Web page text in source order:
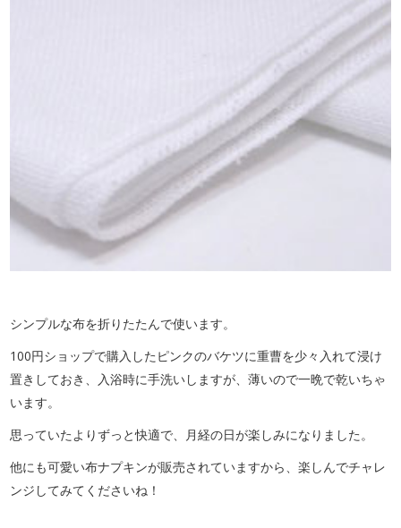
シンプルな布を折りたたんで使います。
100円ショップで購入したピンクのバケツに重曹を少々入れて浸け
置きしておき、入浴時に手洗いしますが、薄いので一晩で乾いちゃ
います。
思っていたよりずっと快適で、月経の日が楽しみになりました。
他にも可愛い布ナプキンが販売されていますから、楽しんでチャレ
ンジしてみてくださいね！